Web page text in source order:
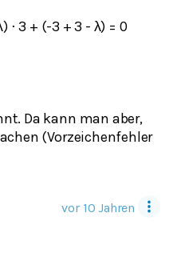
⋅ 3 + (-3 + 3 - λ) = 0
Da kann man aber,
(Vorzeichenfehler
vor 10 Jahren